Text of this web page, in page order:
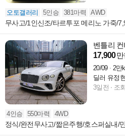
오토갤러리 5인승 381마력 AWD
무사고/1인신조/타르투포 메리노 가죽/
벤틀리
17,900만
20/09 2만
딜러 유정현
3일전
조
4인승 550마력 4WD
정식/완전무사고/짧은주행/호스퍼실내/